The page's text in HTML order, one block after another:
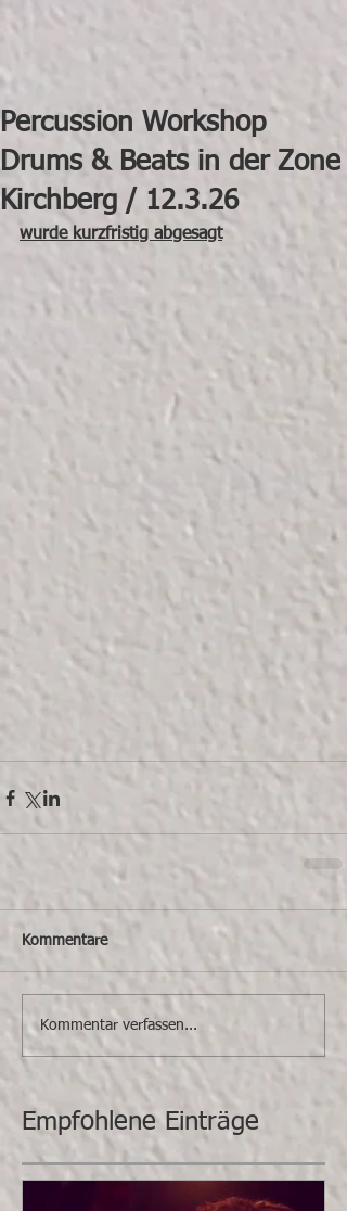
Percussion Workshop
Drums & Beats in der Zone
Kirchberg / 12.3.26
wurde kurzfristig abgesagt
Kommentare
Kommentar verfassen...
Empfohlene Einträge